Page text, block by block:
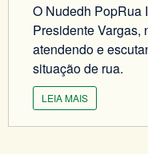
O Nudedh PopRua
Presidente Vargas,
atendendo e
situação de rua.
LEIA MAIS